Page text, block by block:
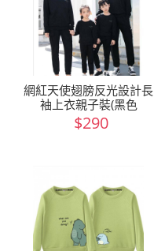
網紅天使翅膀反光設計長
袖上衣親子裝(黑色
$290